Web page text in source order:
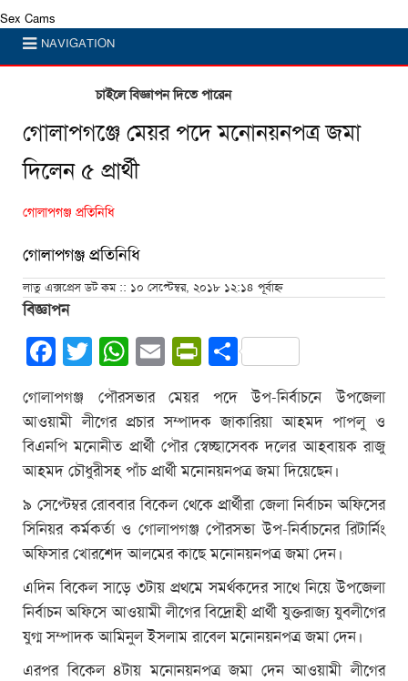
Sex Cams
NAVIGATION
চাইলে বিজ্ঞাপন দিতে পারেন
গোলাপগঞ্জে মেয়র পদে মনোনয়নপত্র জমা
দিলেন ৫ প্রার্থী
গোলাপগঞ্জ প্রতিনিধি
গোলাপগঞ্জ প্রতিনিধি
লাতু এক্সপ্রেস ডট কম :: ১০ সেপ্টেম্বর, ২০১৮ ১২:১৪ পূর্বাহ্ন
বিজ্ঞাপন
Facebook
Twitter
WhatsApp
EmailPrintFriendly
Share
গোলাপগঞ্জ পৌরসভার মেয়র পদে উপ-নির্বাচনে উপজেলা
আওয়ামী লীগের প্রচার সম্পাদক জাকারিয়া আহমদ পাপলু ও
বিএনপি মনোনীত প্রার্থী পৌর স্বেচ্ছাসেবক দলের আহবায়ক রাজু
আহমদ চৌধুরীসহ পাঁচ প্রার্থী মনোনয়নপত্র জমা দিয়েছেন।
৯ সেপ্টেম্বর রোববার বিকেল থেকে প্রার্থীরা জেলা নির্বাচন অফিসের
সিনিয়র কর্মকর্তা ও গোলাপগঞ্জ পৌরসভা উপ-নির্বাচনের রিটার্নিং
অফিসার খোরশেদ আলমের কাছে মনোনয়নপত্র জমা দেন।
এদিন বিকেল সাড়ে ৩টায় প্রথমে সমর্থকদের সাথে নিয়ে উপজেলা
নির্বাচন অফিসে আওয়ামী লীগের বিদ্রোহী প্রার্থী যুক্তরাজ্য যুবলীগের
যুগ্ম সম্পাদক আমিনুল ইসলাম রাবেল মনোনয়নপত্র জমা দেন।
এরপর বিকেল ৪টায় মনোনয়নপত্র জমা দেন আওয়ামী লীগের